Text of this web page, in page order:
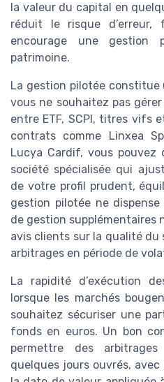
la valeur du capital en
réduit le risque
encourage une gestion
patrimoine.
La gestion pilotée
vous ne souhaitez pas
entre ETF, SCPI, titres vifs
contrats comme Linxea
Lucya Cardif, vous pouvez
société spécialisée qui
de votre profil prudent,
gestion pilotée ne
de gestion
avis clients sur la qualité
arbitrages en période de
La rapidité d’exécution
lorsque les marchés
souhaitez sécuriser une
fonds en euros. Un bon
permettre des
quelques jours ouvrés,